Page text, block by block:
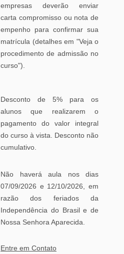
empresas deverão enviar
carta compromisso ou nota de
empenho para confirmar sua
matrícula (detalhes em "Veja o
procedimento de admissão no
curso").
Desconto de 5% para os
alunos que realizarem o
pagamento do valor integral
do curso à vista. Desconto não
cumulativo.
Não haverá aula nos dias
07/09/2026 e 12/10/2026, em
razão dos feriados da
Independência do Brasil e de
Nossa Senhora Aparecida.
Entre em Contato